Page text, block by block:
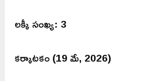
లక్కీ సంఖ్య: 3
కర్కాటకం (19 మే, 2026)